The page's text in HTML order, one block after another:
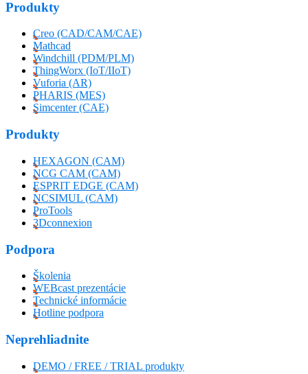
Produkty
Creo (CAD/CAM/CAE)
Mathcad
Windchill (PDM/PLM)
ThingWorx (IoT/IIoT)
Vuforia (AR)
PHARIS (MES)
Simcenter (CAE)
Produkty
HEXAGON (CAM)
NCG CAM (CAM)
ESPRIT EDGE (CAM)
NCSIMUL (CAM)
ProTools
3Dconnexion
Podpora
Školenia
WEBcast prezentácie
Technické informácie
Hotline podpora
Neprehliadnite
DEMO / FREE / TRIAL produkty